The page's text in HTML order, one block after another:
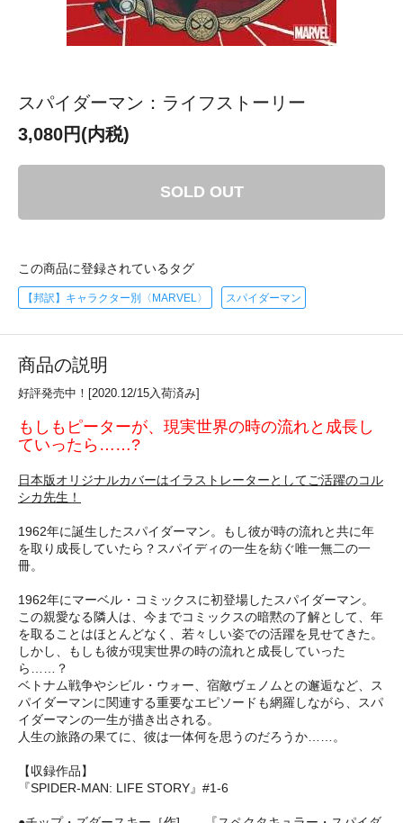
スパイダーマン：ライフストーリー
3,080円(内税)
SOLD OUT
この商品に登録されているタグ
【邦訳】キャラクター別〈MARVEL〉 スパイダーマン
商品の説明
好評発売中！[2020.12/15入荷済み]
もしもピーターが、現実世界の時の流れと成長し
ていったら……?
日本版オリジナルカバーはイラストレーターとしてご活躍のコル
シカ先生！
1962年に誕生したスパイダーマン。もし彼が時の流れと共に年
を取り成長していたら？スパイディの一生を紡ぐ唯一無二の一
冊。
1962年にマーベル・コミックスに初登場したスパイダーマン。
この親愛なる隣人は、今までコミックスの暗黙の了解として、年
を取ることはほとんどなく、若々しい姿での活躍を見せてきた。
しかし、もしも彼が現実世界の時の流れと成長していった
ら……？
ベトナム戦争やシビル・ウォー、宿敵ヴェノムとの邂逅など、ス
パイダーマンに関連する重要なエピソードも網羅しながら、スパ
イダーマンの一生が描き出される。
人生の旅路の果てに、彼は一体何を思うのだろうか……。
【収録作品】
『SPIDER-MAN: LIFE STORY』#1-6